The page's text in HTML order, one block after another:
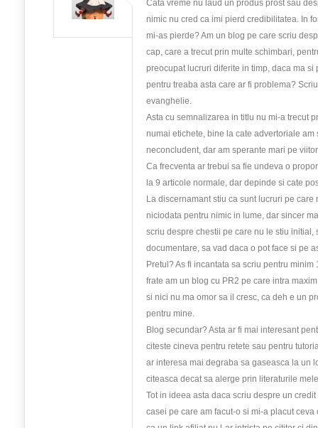
Cata vreme nu laud un produs prost sau
nimic nu cred ca imi pierd credibilitatea. In
mi-as pierde? Am un blog pe care scriu
cap, care a trecut prin multe schimbari,
preocupat lucruri diferite in timp, daca ma si
pentru treaba asta care ar fi problema?
evanghelie.
Asta cu semnalizarea in titlu nu mi-a trecut
numai etichete, bine la cate advertoriale am
neconcludent, dar am sperante mari pe
Ca frecventa ar trebui sa fie undeva o
la 9 articole normale, dar depinde si cate
La discernamant stiu ca sunt lucruri pe care
niciodata pentru nimic in lume, dar sincer
scriu despre chestii pe care nu le stiu initial,
documentare, sa vad daca o pot face si pe
Pretul? As fi incantata sa scriu pentru minim
frate am un blog cu PR2 pe care intra
si nici nu ma omor sa il cresc, ca deh e un
pentru mine.
Blog secundar? Asta ar fi mai interesant
citeste cineva pentru retete sau pentru
ar interesa mai degraba sa gaseasca la un
citeasca decat sa alerge prin literaturile
Tot in ideea asta daca scriu despre un
casei pe care am facut-o si mi-a placut ceva